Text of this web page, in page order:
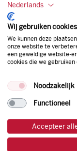
Houd je Argos
je een piep,
Afronden en
Houd je
de sessie af
wekelijks of
je instellingen.
de
Heb je vragen over
het antwoord op
Nederlands
Wij gebruiken cookies
We kunnen deze
onze website te
een geweldige website-
cookies die we
Noodzakelijk
Functioneel
Accepteer